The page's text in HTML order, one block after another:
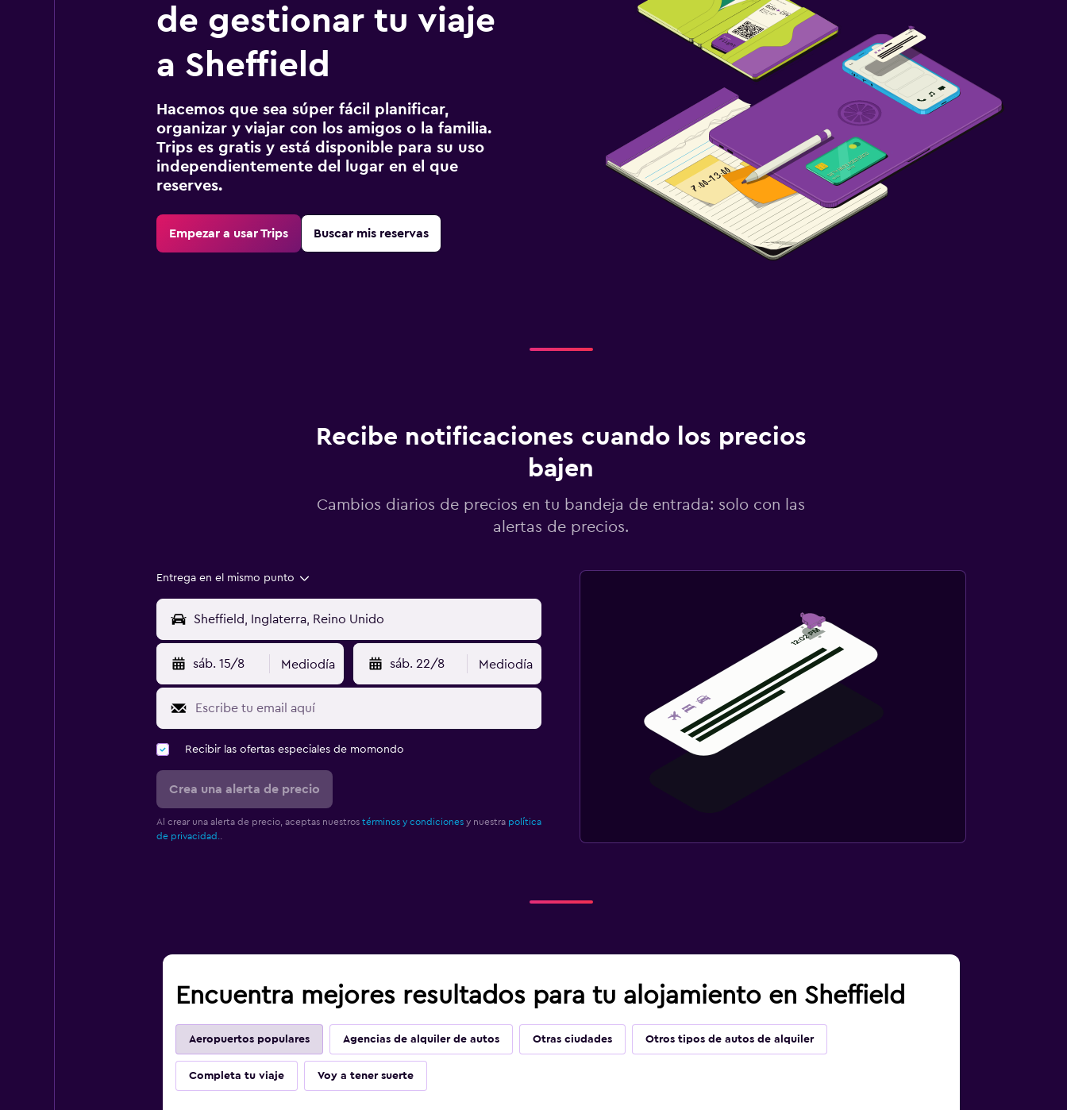
de gestionar tu viaje
a Sheffield
Hacemos que sea súper fácil planificar,
organizar y viajar con los amigos o la familia.
Trips es gratis y está disponible para su uso
independientemente del lugar en el que
reserves.
Empezar a usar Trips Buscar mis reservas
Recibe notificaciones cuando los precios
bajen
Cambios diarios de precios en tu bandeja de entrada: solo con las
alertas de precios.
Entrega en el mismo punto
sáb. 15/8 Mediodía sáb. 22/8 Mediodía
Recibir las ofertas especiales de momondo
Crea una alerta de precio
Al crear una alerta de precio, aceptas nuestros términos y condicionesy nuestra política
de privacidad.
Encuentra mejores resultados para tu alojamiento en Sheffield
Aeropuertos populares Agencias de alquiler de autos Otras ciudades Otros tipos de autos de alquiler
Completa tu viaje Voy a tener suerte